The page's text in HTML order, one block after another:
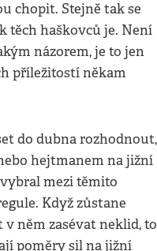
chopit. Stejně tak se
těch haškovců je. Není
názorem, je to jen
příležitostí někam
do dubna rozhodnout,
hejtmanem na jižní
mezi těmito
Když zůstane
něm zasévat neklid, to
poměry sil na jižní